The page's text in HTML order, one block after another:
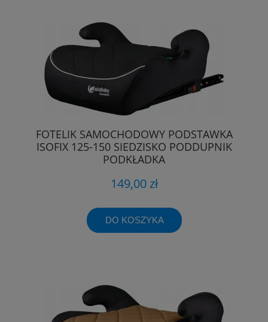
FOTELIK SAMOCHODOWY PODSTAWKA
ISOFIX 125-150 SIEDZISKO PODDUPNIK
PODKŁADKA
149,00 zł
DO KOSZYKA